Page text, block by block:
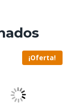
¡Oferta!